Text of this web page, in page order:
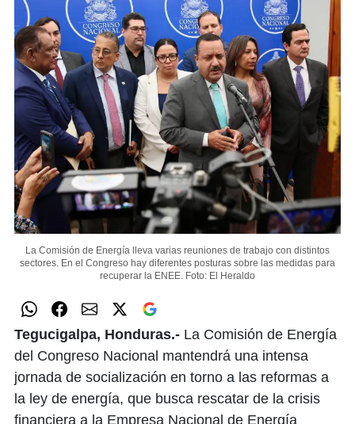
La Comisión de Energía lleva varias reuniones de trabajo con distintos
sectores. En el Congreso hay diferentes posturas sobre las medidas para
recuperar la ENEE. Foto: El Heraldo
Tegucigalpa, Honduras.- La Comisión de Energía
del Congreso Nacional mantendrá una intensa
jornada de socialización en torno a las reformas a
la ley de energía, que busca rescatar de la crisis
financiera a la Empresa Nacional de Energía